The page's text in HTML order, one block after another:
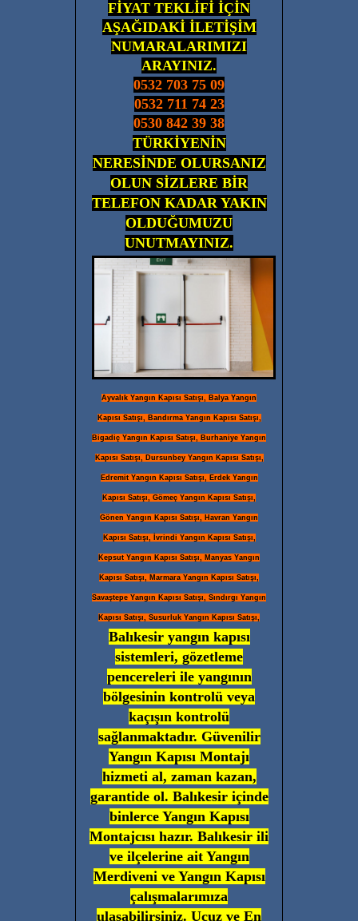
FİYAT TEKLİFİ İÇİN
AŞAĞIDAKİ İLETİŞİM
NUMARALARIMIZI
ARAYINIZ.
0532 703 75 09
0532 711 74 23
0530 842 39 38
TÜRKİYENİN
NERESİNDE OLURSANIZ
OLUN SİZLERE BİR
TELEFON KADAR YAKIN
OLDUĞUMUZU
UNUTMAYINIZ.
Ayvalık Yangın Kapısı Satışı, Balya Yangın
Kapısı Satışı, Bandırma Yangın Kapısı Satışı,
Bigadiç Yangın Kapısı Satışı, Burhaniye Yangın
Kapısı Satışı, Dursunbey Yangın Kapısı Satışı,
Edremit Yangın Kapısı Satışı, Erdek Yangın
Kapısı Satışı, Gömeç Yangın Kapısı Satışı,
Gönen Yangın Kapısı Satışı, Havran Yangın
Kapısı Satışı, İvrindi Yangın Kapısı Satışı,
Kepsut Yangın Kapısı Satışı, Manyas Yangın
Kapısı Satışı, Marmara Yangın Kapısı Satışı,
Savaştepe Yangın Kapısı Satışı, Sındırgı Yangın
Kapısı Satışı, Susurluk Yangın Kapısı Satışı,
Balıkesir yangın kapısı
sistemleri, gözetleme
pencereleri ile yangının
bölgesinin kontrolü veya
kaçışın kontrolü
sağlanmaktadır. Güvenilir
Yangın Kapısı Montajı
hizmeti al, zaman kazan,
garantide ol. Balıkesir içinde
binlerce Yangın Kapısı
Montajcısı hazır. Balıkesir ili
ve ilçelerine ait Yangın
Merdiveni ve Yangın Kapısı
çalışmalarımıza
ulaşabilirsiniz. Ucuz ve En